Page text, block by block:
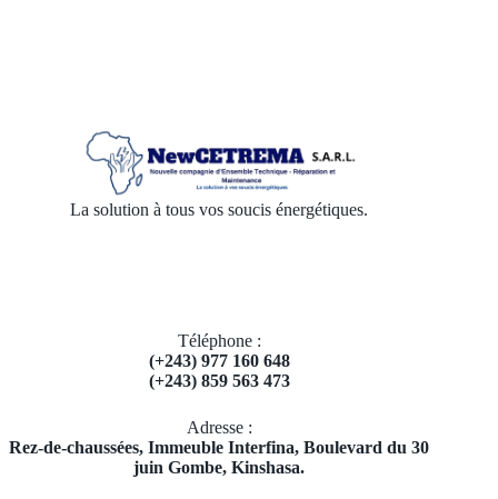
La solution à tous vos soucis énergétiques.
Téléphone :
(+243) 977 160 648
(+243) 859 563 473
Adresse :
​Rez-de-chaussées, Immeuble Interfina, Boulevard du 30
juin Gombe, Kinshasa.